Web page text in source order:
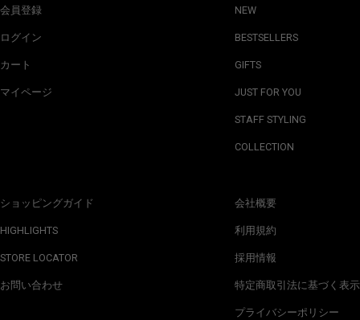
会員登録
ログイン
カート
マイページ
ショッピングガイド
HIGHLIGHTS
STORE LOCATOR
お問い合わせ
NEW
BESTSELLERS
GIFTS
JUST FOR YOU
STAFF STYLING
COLLECTION
会社概要
利用規約
採用情報
特定商取引法に基づく表示
プライバシーポリシー